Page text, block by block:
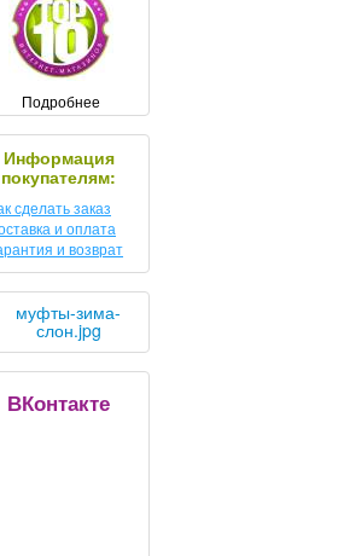
Подробнее
Информация
покупателям:
сделать заказ
и оплата
и возврат
ВКонтакте